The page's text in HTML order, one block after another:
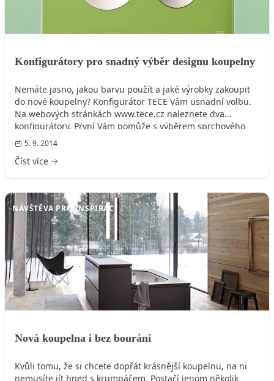
Konfigurátory pro snadný výběr designu koupelny
Nemáte jasno, jakou barvu použít a jaké výrobky zakoupit
do nové koupelny? Konfigurátor TECE Vám usnadní volbu.
Na webových stránkách www.tece.cz naleznete dva
konfigurátory. První Vám pomůže s výběrem sprchového
žlábku – TECEdrainline a druhý s výběrem ovládacího
5. 9. 2014
Číst více
NÁVŠTĚVA PRO INSPIRACI
Nová koupelna i bez bourání
Kvůli tomu, že si chcete dopřát krásnější koupelnu, na ni
nemusíte jít hned s krumpáčem. Postačí jenom několik